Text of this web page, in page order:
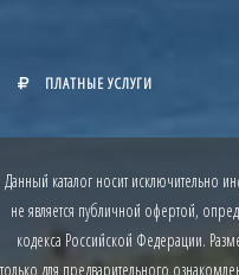
ПЛАТНЫЕ УСЛУГИ
Данный каталог носит исключительно
не является публичной офертой,
кодекса Российской Федерации.
только для предварительного